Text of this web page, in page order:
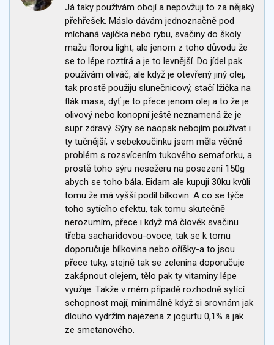
Já taky používám obojí a nepovžuji to za nějaký
přehřešek. Máslo dávám jednoznačně pod
míchaná vajíčka nebo rybu, svačiny do školy
mažu florou light, ale jenom z toho důvodu že
se to lépe roztírá a je to levnější. Do jídel pak
používám oliváč, ale když je otevřený jiný olej,
tak prostě použiju slunečnicový, stačí lžička na
flák masa, dyť je to přece jenom olej a to že je
olivový nebo konopní ještě neznamená že je
supr zdravý. Sýry se naopak nebojím používat i
ty tučnější, v sebekoučinku jsem měla věčně
problém s rozsvícením tukového semaforku, a
prostě toho sýru nesežeru na posezení 150g
abych se toho bála. Eidam ale kupuji 30ku kvůli
tomu že má vyšší podíl bílkovin. A co se týče
toho sytícího efektu, tak tomu skutečně
nerozumím, přece i když má člověk svačinu
třeba sacharidovou-ovoce, tak se k tomu
doporučuje bílkovina nebo oříšky-a to jsou
přece tuky, stejně tak se zelenina doporučuje
zakápnout olejem, tělo pak ty vitaminy lépe
využije. Takže v mém případě rozhodně sytící
schopnost mají, minimálně když si srovnám jak
dlouho vydržím najezena z jogurtu 0,1% a jak
ze smetanového.